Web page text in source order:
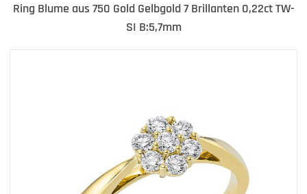
Ring Blume aus 750 Gold Gelbgold 7 Brillanten 0,22ct TW-
SI B:5,7mm